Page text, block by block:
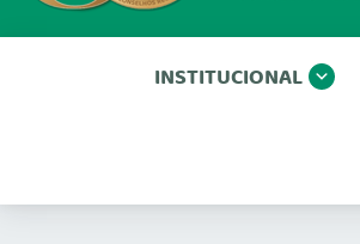
INSTITUCIONAL